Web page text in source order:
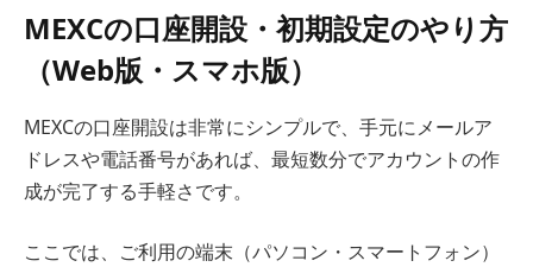
MEXCの口座開設・初期設定のやり方
（Web版・スマホ版）
MEXCの口座開設は非常にシンプルで、手元にメールア
ドレスや電話番号があれば、最短数分でアカウントの作
成が完了する手軽さです。
ここでは、ご利用の端末（パソコン・スマートフォン）